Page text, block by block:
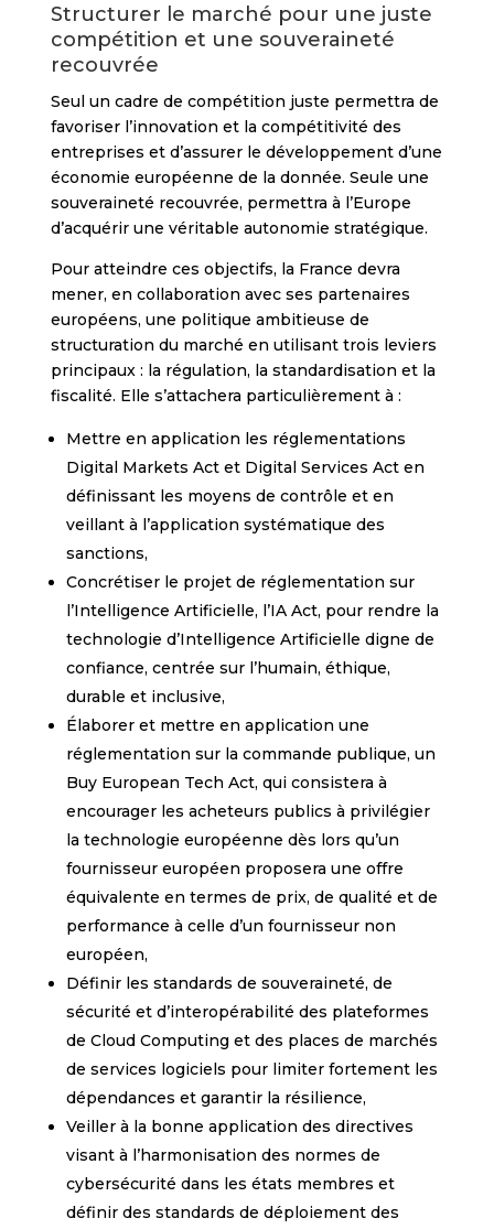
Structurer le marché pour une juste
compétition et une souveraineté
recouvrée
Seul un cadre de compétition juste permettra de
favoriser l’innovation et la compétitivité des
entreprises et d’assurer le développement d’une
économie européenne de la donnée. Seule une
souveraineté recouvrée, permettra à l’Europe
d’acquérir une véritable autonomie stratégique.
Pour atteindre ces objectifs, la France devra
mener, en collaboration avec ses partenaires
européens, une politique ambitieuse de
structuration du marché en utilisant trois leviers
principaux : la régulation, la standardisation et la
fiscalité. Elle s’attachera particulièrement à :
Mettre en application les réglementations
Digital Markets Act et Digital Services Act en
définissant les moyens de contrôle et en
veillant à l’application systématique des
sanctions,
Concrétiser le projet de réglementation sur
l’Intelligence Artificielle, l’IA Act, pour rendre la
technologie d’Intelligence Artificielle digne de
confiance, centrée sur l’humain, éthique,
durable et inclusive,
Élaborer et mettre en application une
réglementation sur la commande publique, un
Buy European Tech Act, qui consistera à
encourager les acheteurs publics à privilégier
la technologie européenne dès lors qu’un
fournisseur européen proposera une offre
équivalente en termes de prix, de qualité et de
performance à celle d’un fournisseur non
européen,
Définir les standards de souveraineté, de
sécurité et d’interopérabilité des plateformes
de Cloud Computing et des places de marchés
de services logiciels pour limiter fortement les
dépendances et garantir la résilience,
Veiller à la bonne application des directives
visant à l’harmonisation des normes de
cybersécurité dans les états membres et
définir des standards de déploiement des